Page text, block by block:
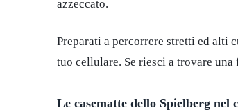
azzeccato.
Preparati a percorrere stretti ed alti
tuo cellulare. Se riesci a trovare
Le casematte dello Spielberg nel